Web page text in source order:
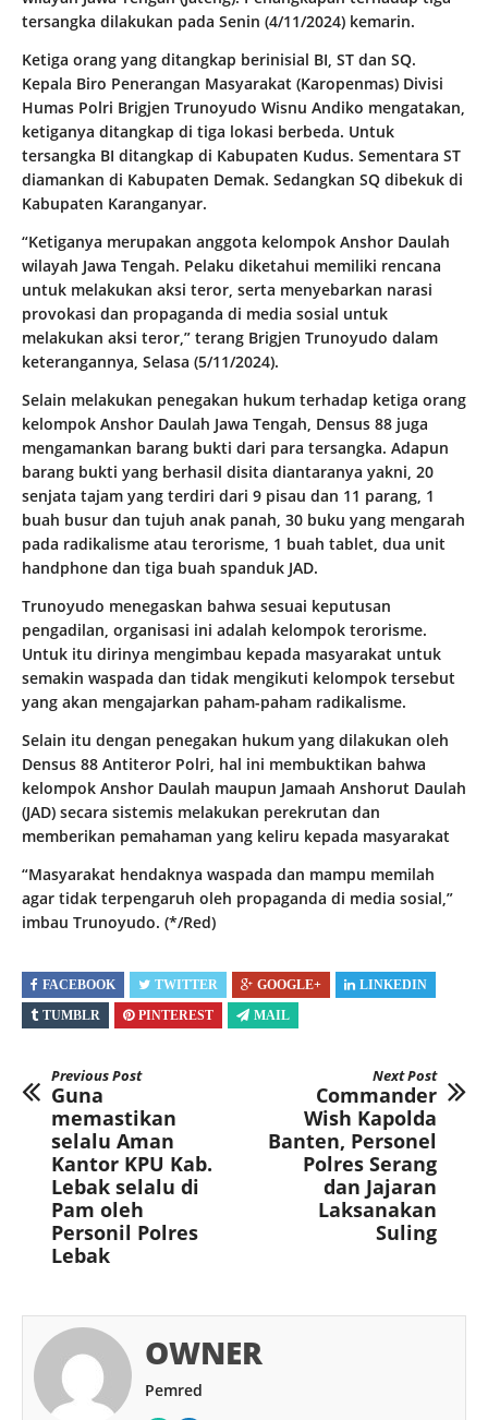
tersangka dilakukan pada Senin (4/11/2024) kemarin.
Ketiga orang yang ditangkap berinisial BI, ST dan SQ.
Kepala Biro Penerangan Masyarakat (Karopenmas) Divisi
Humas Polri Brigjen Trunoyudo Wisnu Andiko mengatakan,
ketiganya ditangkap di tiga lokasi berbeda. Untuk
tersangka BI ditangkap di Kabupaten Kudus. Sementara ST
diamankan di Kabupaten Demak. Sedangkan SQ dibekuk di
Kabupaten Karanganyar.
“Ketiganya merupakan anggota kelompok Anshor Daulah
wilayah Jawa Tengah. Pelaku diketahui memiliki rencana
untuk melakukan aksi teror, serta menyebarkan narasi
provokasi dan propaganda di media sosial untuk
melakukan aksi teror,” terang Brigjen Trunoyudo dalam
keterangannya, Selasa (5/11/2024).
Selain melakukan penegakan hukum terhadap ketiga orang
kelompok Anshor Daulah Jawa Tengah, Densus 88 juga
mengamankan barang bukti dari para tersangka. Adapun
barang bukti yang berhasil disita diantaranya yakni, 20
senjata tajam yang terdiri dari 9 pisau dan 11 parang, 1
buah busur dan tujuh anak panah, 30 buku yang mengarah
pada radikalisme atau terorisme, 1 buah tablet, dua unit
handphone dan tiga buah spanduk JAD.
Trunoyudo menegaskan bahwa sesuai keputusan
pengadilan, organisasi ini adalah kelompok terorisme.
Untuk itu dirinya mengimbau kepada masyarakat untuk
semakin waspada dan tidak mengikuti kelompok tersebut
yang akan mengajarkan paham-paham radikalisme.
Selain itu dengan penegakan hukum yang dilakukan oleh
Densus 88 Antiteror Polri, hal ini membuktikan bahwa
kelompok Anshor Daulah maupun Jamaah Anshorut Daulah
(JAD) secara sistemis melakukan perekrutan dan
memberikan pemahaman yang keliru kepada masyarakat
“Masyarakat hendaknya waspada dan mampu memilah
agar tidak terpengaruh oleh propaganda di media sosial,”
imbau Trunoyudo. (*/Red)
FACEBOOK TWITTER GOOGLE+
LINKEDIN
TUMBLR
PINTEREST MAIL
Previous Post
Guna
memastikan
selalu Aman
Kantor KPU Kab.
Lebak selalu di
Pam oleh
Personil Polres
Lebak
Next Post
Commander
Wish Kapolda
Banten, Personel
Polres Serang
dan Jajaran
Laksanakan
Suling
OWNER
Pemred